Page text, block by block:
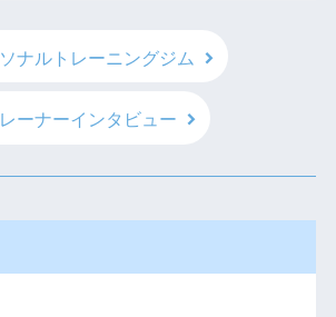
ナルトレーニングジム
レーナーインタビュー